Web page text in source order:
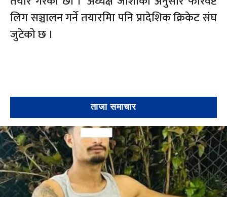
लिग सञ्चालन गर्ने तयारमिा पनि प्रादेशिक क्रिकेट संघ
जुटेको छ ।
ताजा समाचार